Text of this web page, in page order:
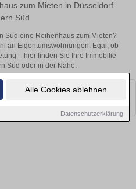
Alle Cookies ablehnen
Datenschutzerklärung
zum Mieten in Düsseldorf
Süd
Süd eine Reihenhaus zum Mieten?
an Eigentumswohnungen. Egal, ob
– hier finden Sie Ihre Immobilie
Süd oder in der Nähe.
Objekte finden. Schauen Sie